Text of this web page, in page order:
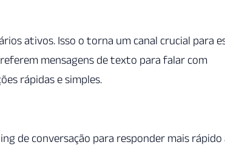
ativos. Isso o torna um canal crucial para
mensagens de texto para falar com
rápidas e simples.
de conversação para responder mais rápido